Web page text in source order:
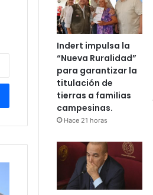
Indert impulsa la
“Nueva Ruralidad”
para garantizar la
titulación de
tierras a familias
campesinas.
Hace 21 horas